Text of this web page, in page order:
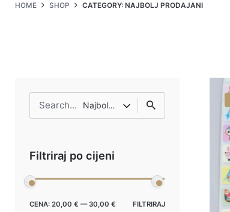
HOME SHOP CATEGORY: NAJBOLJ PRODAJANI
Search
for
Najbolj prodajani
Filtriraj po cijeni
Min
Max
FILTRIRAJ
CENA: 20,00 € —30,00 €